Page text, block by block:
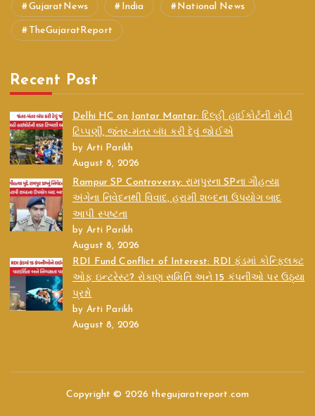
GujaratNews India National News
TheGujaratReport
Recent Post
Delhi HC on Jantar Mantar: દિલ્હી હાઈકોર્ટની મોટી
ટિપ્પણી, જંતર-મંતર બંધ કરી દેવું જોઈએ
by Arti Parikh
August 8, 2026
Rampur SP Controversy: રામપુરના SPના ગૌહત્યા
અંગેના નિવેદનથી વિવાદ, હરામી શબ્દના ઉપયોગ બાદ
આપી સ્પષ્ટતા
by Arti Parikh
August 8, 2026
RDI Fund Conflict of Interest: RDI ફંડમાં કોન્ફ્લિક્ટ
ઓફ ઇન્ટરેસ્ટ? રોકાણ સમિતિ અને 15 કંપનીઓ પર ઉઠ્યા
પ્રશ્નો
by Arti Parikh
August 8, 2026
Copyright © 2026 thegujaratreport.com